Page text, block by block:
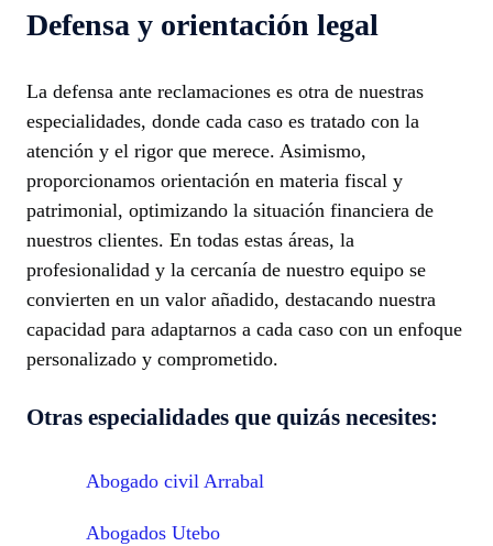
Defensa y orientación legal
La defensa ante reclamaciones es otra de nuestras
especialidades, donde cada caso es tratado con la
atención y el rigor que merece. Asimismo,
proporcionamos orientación en materia fiscal y
patrimonial, optimizando la situación financiera de
nuestros clientes. En todas estas áreas, la
profesionalidad y la cercanía de nuestro equipo se
convierten en un valor añadido, destacando nuestra
capacidad para adaptarnos a cada caso con un enfoque
personalizado y comprometido.
Otras especialidades que quizás necesites:
Abogado civil Arrabal
Abogados Utebo